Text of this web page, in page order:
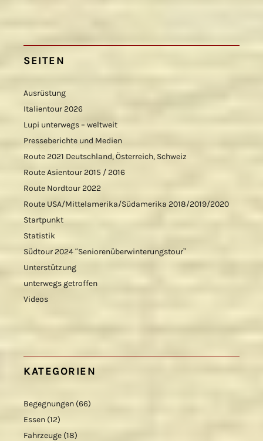
SEITEN
Ausrüstung
Italientour 2026
Lupi unterwegs – weltweit
Presseberichte und Medien
Route 2021 Deutschland, Österreich, Schweiz
Route Asientour 2015 / 2016
Route Nordtour 2022
Route USA/Mittelamerika/Südamerika 2018/2019/2020
Startpunkt
Statistik
Südtour 2024 “Seniorenüberwinterungstour”
Unterstützung
unterwegs getroffen
Videos
KATEGORIEN
Begegnungen (66)
Essen (12)
Fahrzeuge (18)